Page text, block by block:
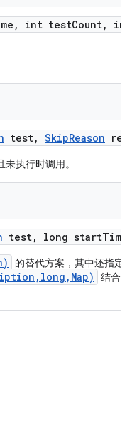
, int testCount,
int
test, SkipReason
执行时调用。
test, long start
的替代方案，其中还指定
结合